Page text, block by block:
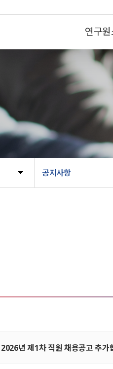
연구
공지사항
년 제1차 직원 채용공고 추가